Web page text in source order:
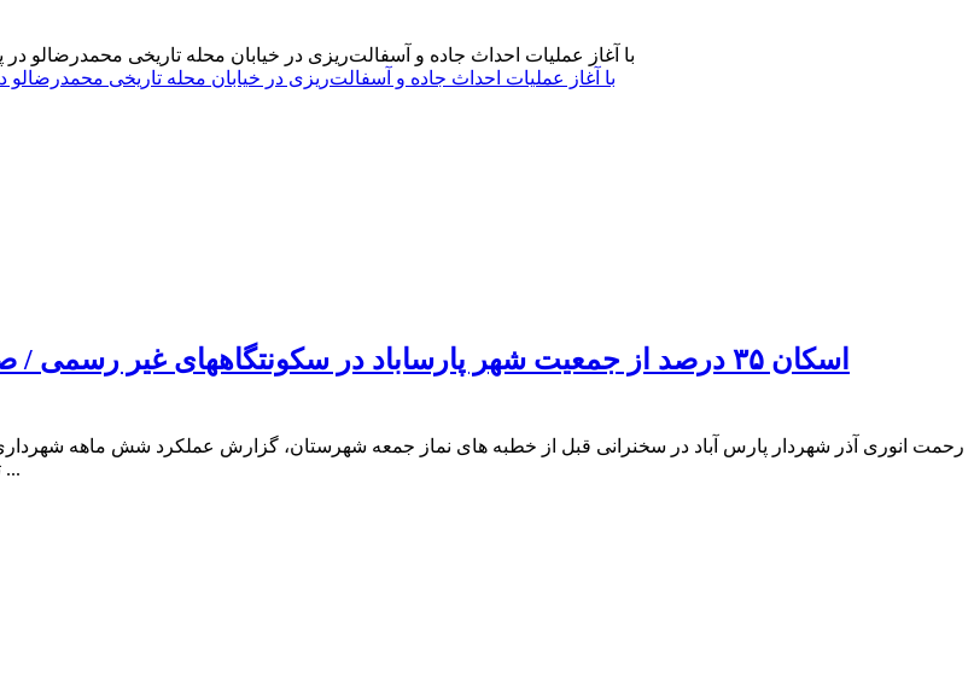
با آغاز عملیات احداث جاده و آسفالت‌ریزی در خیابان محله تاریخی
رحمت انوری آذر شهردار پارس آباد در سخنرانی قبل از خطبه های نماز جمعه شهرستان، گزارش عملکرد شش ماهه
تلاش ویژه مجموعه شهرداری و اعضای شورای اسلامی شهر برای رفت و روب، ت ...